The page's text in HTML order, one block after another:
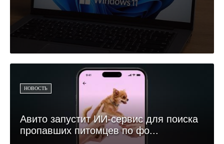
НОВОСТЬ
Авито запустит ИИ-сервис для поиска
пропавших питомцев по фо...